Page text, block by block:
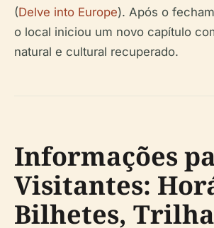
(Delve into Europe). Após o
o local iniciou um novo capítulo
natural e cultural recuperado.
Informações
Visitantes:
Bilhetes,